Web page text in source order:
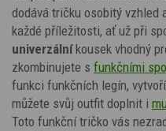
dodává tričku osobitý vzhled
každé příležitosti, ať už při
univerzálníkousek vhodný
zkombinujete s funkčními
funkci funkčních legín,
můžete svůj outfit doplnit i
Toto funkční tričko vás